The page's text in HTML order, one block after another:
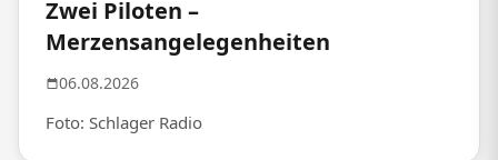
Zwei Piloten –
Merzensangelegenheiten
06.08.2026
Foto: Schlager Radio